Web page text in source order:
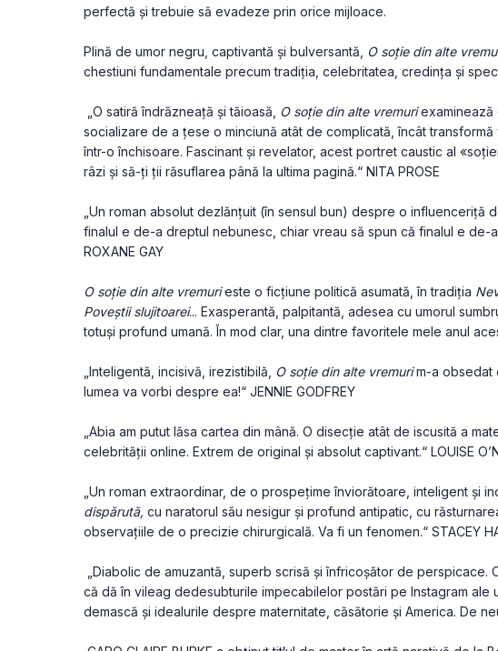
perfectă și trebuie să evadeze prin orice mijloace.
Plină de umor negru, captivantă și bulversantă, O soție din alte
chestiuni fundamentale precum tradiția, celebritatea, credința și
„O satiră îndrăzneață și tăioasă, O soție din alte vremuri examinează
socializare de a țese o minciună atât de complicată, încât
într-o închisoare. Fascinant și revelator, acest portret caustic al
râzi și să-ți ții răsuflarea până la ultima pagină.“ NITA PROSE
„Un roman absolut dezlănțuit (în sensul bun) despre o influenceriță
finalul e de-a dreptul nebunesc, chiar vreau să spun că finalul e de-
ROXANE GAY
O soție din alte vremuri este o ficțiune politică asumată, în tradiția
Poveștii slujitoarei... Exasperantă, palpitantă, adesea cu umorul
totuși profund umană. În mod clar, una dintre favoritele mele anul
„Inteligentă, incisivă, irezistibilă, O soție din alte vremuri m-a obsedat
lumea va vorbi despre ea!“ JENNIE GODFREY
„Abia am putut lăsa cartea din mână. O disecție atât de iscusită a
celebrității online. Extrem de original și absolut captivant.“ LOUISE
„Un roman extraordinar, de o prospețime înviorătoare, inteligent și
dispărută, cu naratorul său nesigur și profund antipatic, cu
observațiile de o precizie chirurgicală. Va fi un fenomen.“ STACEY
„Diabolic de amuzantă, superb scrisă și înfricoșător de perspicace.
că dă în vileag dedesubturile impecabilelor postări pe Instagram ale
demască și idealurile despre maternitate, căsătorie și America. De